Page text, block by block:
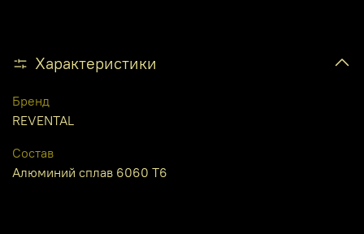
Характеристики
Бренд
REVENTAL
Состав
Алюминий сплав 6060 Т6